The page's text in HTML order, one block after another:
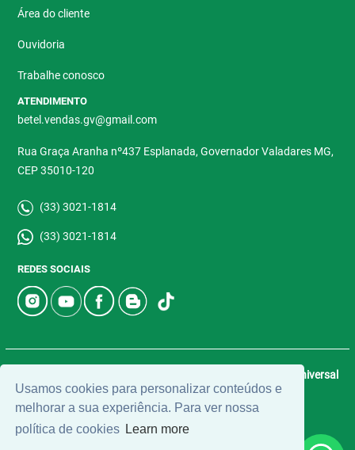
Usamos cookies para personalizar conteúdos e
melhorar a sua experiência. Para ver nossa
política de cookies Learn more
Área do cliente
Ouvidoria
Trabalhe conosco
ATENDIMENTO
betel.vendas.gv@gmail.com
Rua Graça Aranha nº437 Esplanada, Governador Valadares MG,
CEP 35010-120
(33) 3021-1814
(33) 3021-1814
REDES SOCIAIS
Universal
Software.